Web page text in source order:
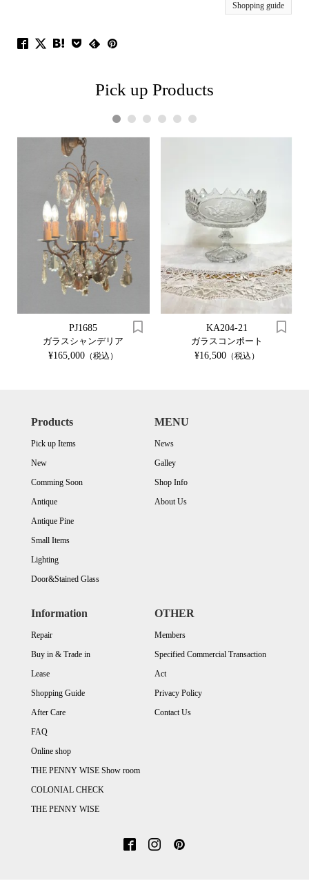
Shopping guide
Pick up Products
PJ1685
ガラスシャンデリア
¥165,000 （税込）
KA204-21
ガラスコンポート
¥16,500（税込）
1 2 3 4 5 6
Products
Pick up Items
New
Comming Soon
Antique
Antique Pine
Small Items
Lighting
Door&Stained Glass
MENU
News
Galley
Shop Info
About Us
Information
Repair
Buy in & Trade in
Lease
Shopping Guide
After Care
FAQ
Online shop
THE PENNY WISE Show room
COLONIAL CHECK
THE PENNY WISE
OTHER
Members
Specified Commercial Transaction
Act
Privacy Policy
Contact Us